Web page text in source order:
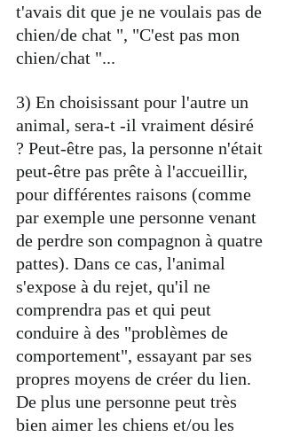
t'avais dit que je ne voulais pas de
chien/de chat ", "C'est pas mon
chien/chat "...
3) En choisissant pour l'autre un
animal, sera-t -il vraiment désiré
? Peut-être pas, la personne n'était
peut-être pas prête à l'accueillir,
pour différentes raisons (comme
par exemple une personne venant
de perdre son compagnon à quatre
pattes). Dans ce cas, l'animal
s'expose à du rejet, qu'il ne
comprendra pas et qui peut
conduire à des "problèmes de
comportement", essayant par ses
propres moyens de créer du lien.
De plus une personne peut très
bien aimer les chiens et/ou les